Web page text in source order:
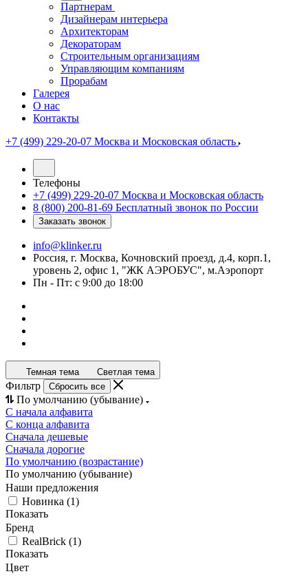
Партнерам
Дизайнерам интерьера
Архитекторам
Декораторам
Строительным организациям
Управляющим компаниям
Прорабам
Галерея
О нас
Контакты
+7 (499) 229-20-07 Москва и Московская область
Телефоны
+7 (499) 229-20-07 Москва и Московская область
8 (800) 200-81-69 Бесплатный звонок по России
Заказать звонок
info@klinker.ru
Россия, г. Москва, Кочновский проезд, д.4, корп.1,
уровень 2, офис 1, "ЖК АЭРОБУС", м.Аэропорт
Пн - Пт: с 9:00 до 18:00
Темная тема Светлая тема
Фильтр Сбросить все
По умолчанию (убывание)
С начала алфавита
С конца алфавита
Сначала дешевые
Сначала дорогие
По умолчанию (возрастание)
По умолчанию (убывание)
Наши предложения
Новинка (1)
Показать
Бренд
RealBrick (1)
Показать
Цвет